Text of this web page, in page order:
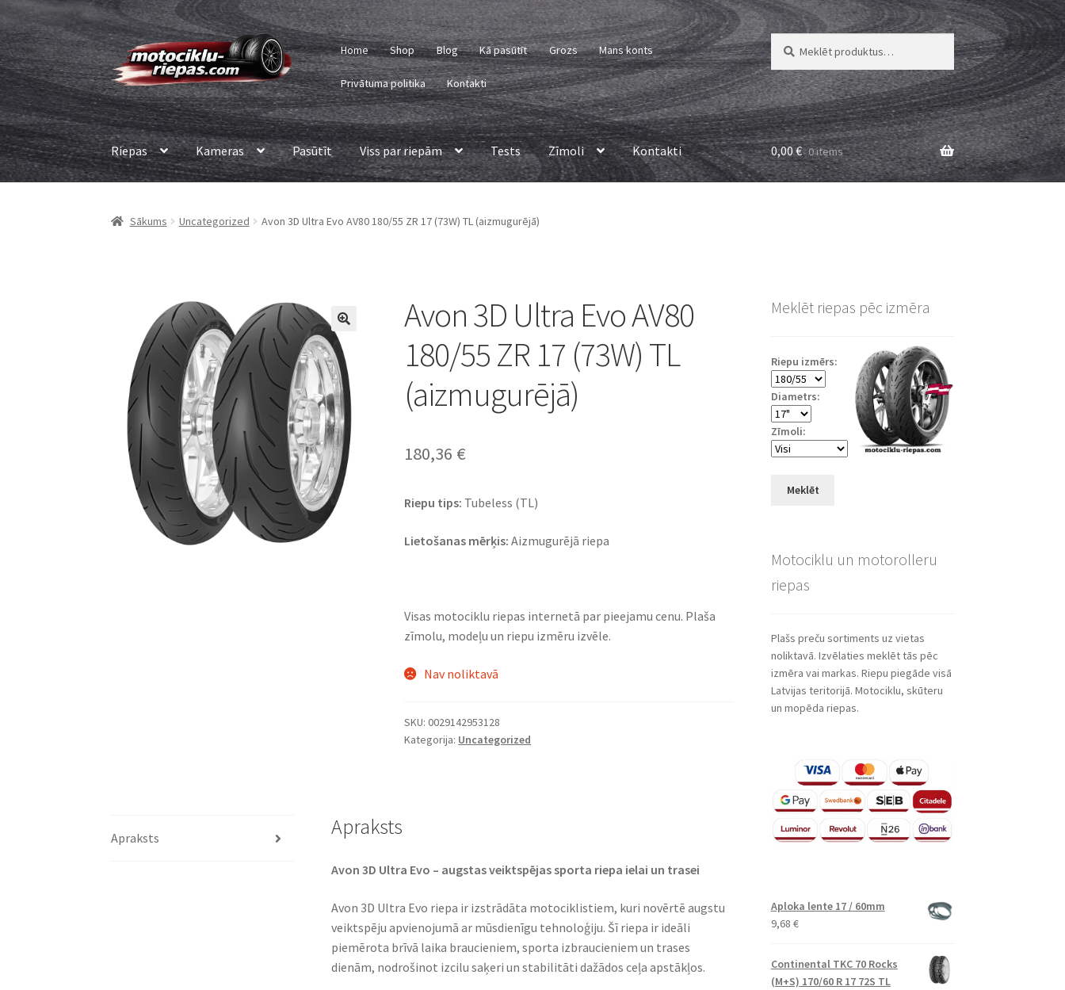
Skip
to
navigation
Skip
to
content
Home Shop Blog Kā pasūtīt Grozs Mans konts
Privātuma politika Kontakti
Meklēt:
Meklēt
Riepas Kameras Pasūtīt Viss par riepām Tests Zīmoli Kontakti 0,00€ 0 items
Sākums Uncategorized Avon 3D Ultra Evo AV80 180/55 ZR 17 (73W) TL (aizmugurējā)
Avon 3D Ultra Evo AV80
180/55 ZR 17 (73W) TL
(aizmugurējā)
180,36 €
Riepu tips: Tubeless (TL)
Lietošanas mērķis: Aizmugurējā riepa
Visas motociklu riepas internetā par pieejamu cenu. Plaša
zīmolu, modeļu un riepu izmēru izvēle.
Nav noliktavā
SKU:0029142953128
Kategorija: Uncategorized
Apraksts Apraksts
Avon 3D Ultra Evo – augstas veiktspējas sporta riepa ielai un trasei​
Avon 3D Ultra Evo riepa ir izstrādāta motociklistiem, kuri novērtē augstu
veiktspēju apvienojumā ar mūsdienīgu tehnoloģiju. Šī riepa ir ideāli
piemērota brīvā laika braucieniem, sporta izbraucieniem un trases
dienām, nodrošinot izcilu saķeri un stabilitāti dažādos ceļa apstākļos.​
Meklēt riepas pēc izmēra
Riepu izmērs:
Diametrs:
Zīmoli:
Meklēt
Motociklu un motorolleru
riepas
Plašs preču sortiments uz vietas
noliktavā. Izvēlaties meklēt tās pēc
izmēra vai markas. Riepu piegāde visā
Latvijas teritorijā. Motociklu, skūteru
un mopēda riepas.
Aploka lente 17 / 60mm
9,68 €
Continental TKC 70 Rocks
(M+S) 170/60 R 17 72S TL